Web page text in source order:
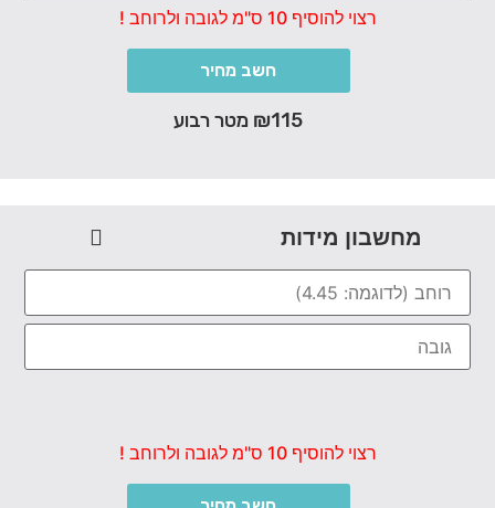
רצוי להוסיף 10 ס"מ לגובה ולרוחב !
חשב מחיר
₪115 מטר רבוע
מחשבון מידות
רצוי להוסיף 10 ס"מ לגובה ולרוחב !